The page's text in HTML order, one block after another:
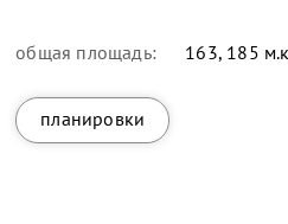
общая площадь: 163, 185
планировки